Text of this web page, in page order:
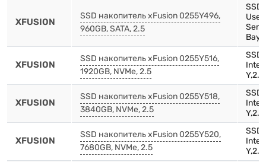
XFUSION
SSD накопитель xFusion 0255Y496,
960GB, SATA, 2.5
Bay)
XFUSION
SSD накопитель xFusion 0255Y516,
1920GB, NVMe, 2.5
XFUSION
SSD накопитель xFusion 0255Y518,
3840GB, NVMe, 2.5
XFUSION
SSD накопитель xFusion 0255Y520,
7680GB, NVMe, 2.5